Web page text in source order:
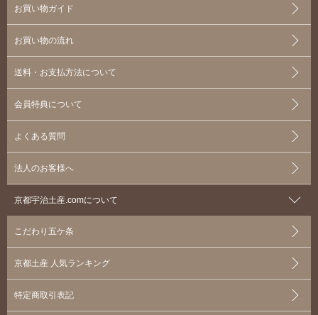
お買い物ガイド
お買い物の流れ
送料・お支払方法について
会員特典について
よくある質問
法人のお客様へ
京都宇治土産.comについて
こだわり五ケ条
京都土産 人気ランキング
特定商取引表記